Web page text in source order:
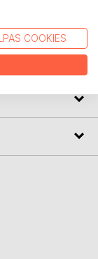
COOKIES